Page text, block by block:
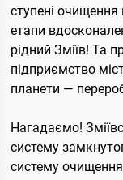
ступені очищення
етапи
рідний Зміїв! Та
підприємство
планети —
Нагадаємо!
систему
систему